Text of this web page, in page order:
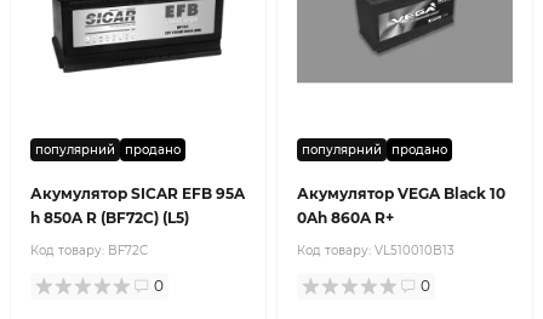
популярний продано
Акумулятор SICAR EFB 95A
h 850A R (BF72C) (L5)
Код товару: BF72C
0
популярний продано
Акумулятор VEGA Black 10
0Ah 860A R+
Код товару: VL510010B13
0